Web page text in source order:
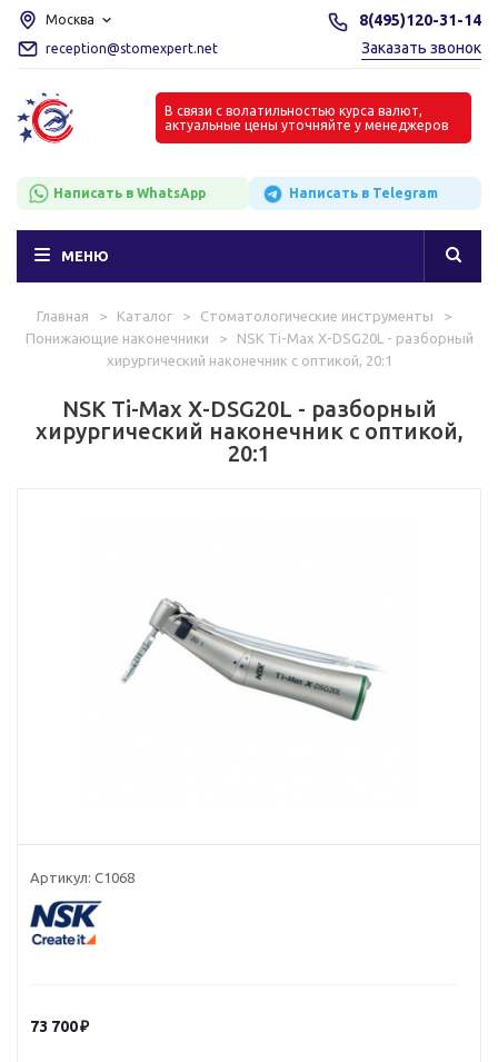
Москва
reception@stomexpert.net
8(495)120-31-14
Заказать звонок
В связи с волатильностью курса валют,
актуальные цены уточняйте у менеджеров
Написать в WhatsApp Написать в Telegram
МЕНЮ
Главная > Каталог > Стоматологические инструменты
>
Понижающие наконечники
>
NSK Ti-Max X-DSG20L - разборный
хирургический наконечник с оптикой, 20:1
NSK Ti-Max X-DSG20L - разборный
хирургический наконечник с оптикой,
20:1
Артикул: C1068
73 700